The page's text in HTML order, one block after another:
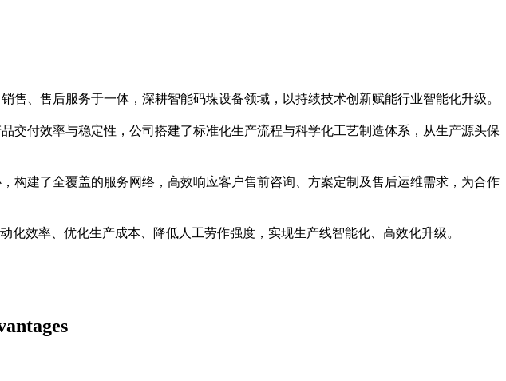
、售后服务于一体，深耕智能码垛设备领域，以持续技术创新赋能行业智能化升级。
付效率与稳定性，公司搭建了标准化生产流程与科学化工艺制造体系，从生产源头保
构建了全覆盖的服务网络，高效响应客户售前咨询、方案定制及售后运维需求，为合作
效率、优化生产成本、降低人工劳作强度，实现生产线智能化、高效化升级。